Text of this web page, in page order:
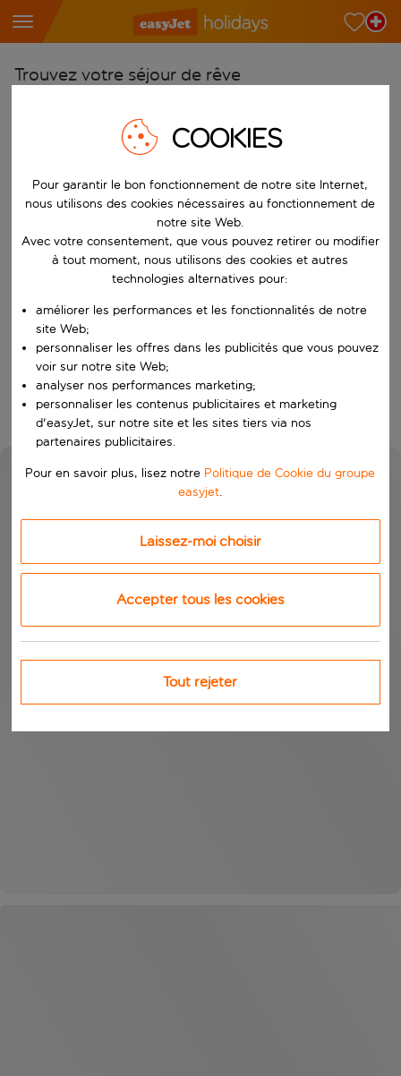
Trouvez votre séjour de rêve
Choisissez votre aéroport
Commencez à taper pour la saisie automatique. Lorsque les
Choisissez votre destination
Vers
Choisissez vos dates
Quand
Rechercher
COOKIES
Pour garantir le bon fonctionnement de notre site Internet,
nous utilisons des cookies nécessaires au fonctionnement de
notre site Web.
Avec votre consentement, que vous pouvez retirer ou modifier
à tout moment, nous utilisons des cookies et autres
technologies alternatives pour:
améliorer les performances et les fonctionnalités de notre
site Web;
personnaliser les offres dans les publicités que vous pouvez
voir sur notre site Web;
analyser nos performances marketing;
personnaliser les contenus publicitaires et marketing
d'easyJet, sur notre site et les sites tiers via nos
partenaires publicitaires.
Pour en savoir plus, lisez notre Politique de Cookie du groupe
easyjet.
Laissez-moi choisir
Accepter tous les cookies
Tout rejeter